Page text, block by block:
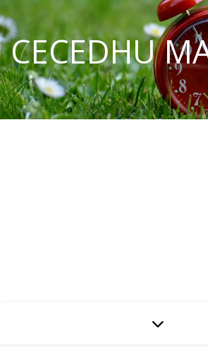
CECEDHU